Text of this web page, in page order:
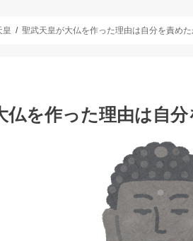
皇 聖武天皇が大仏を作った理由は自分を責めた
仏を作った理由は自